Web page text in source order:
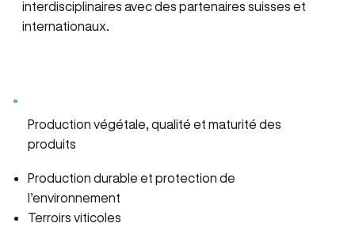
interdisciplinaires avec des partenaires suisses et
internationaux.
Production végétale, qualité et maturité des
produits
Production durable et protection de
l’environnement
Terroirs viticoles